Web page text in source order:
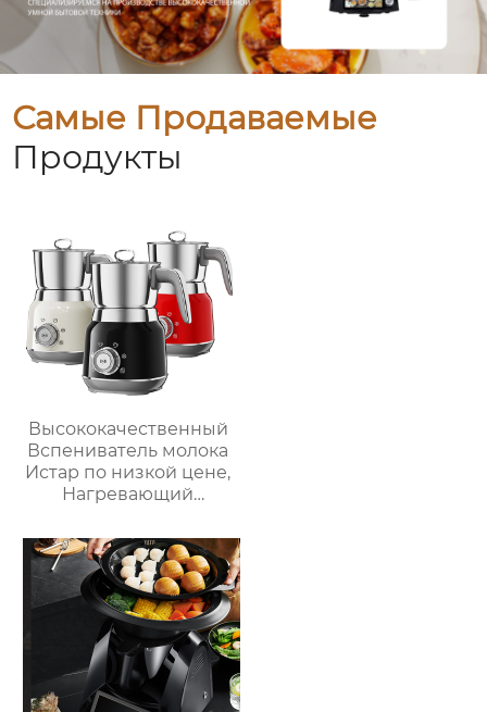
Самые Продаваемые
Продукты
Высококачественный
Вспениватель молока
Истар по низкой цене,
Нагревающий
пену, Электрический
Вспениватель молока